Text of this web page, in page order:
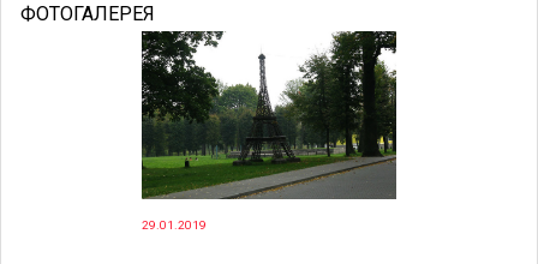
ФОТОГАЛЕРЕЯ
29.01.2019